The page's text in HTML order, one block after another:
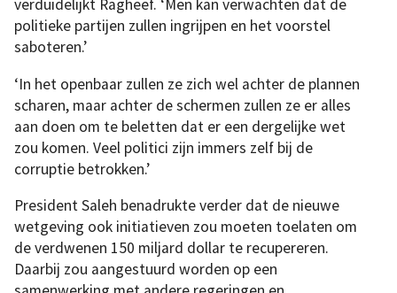
verduidelijkt Ragheef. ‘Men kan verwachten dat de
politieke partijen zullen ingrijpen en het voorstel
saboteren.’
‘In het openbaar zullen ze zich wel achter de plannen
scharen, maar achter de schermen zullen ze er alles
aan doen om te beletten dat er een dergelijke wet
zou komen. Veel politici zijn immers zelf bij de
corruptie betrokken.’
President Saleh benadrukte verder dat de nieuwe
wetgeving ook initiatieven zou moeten toelaten om
de verdwenen 150 miljard dollar te recupereren.
Daarbij zou aangestuurd worden op een